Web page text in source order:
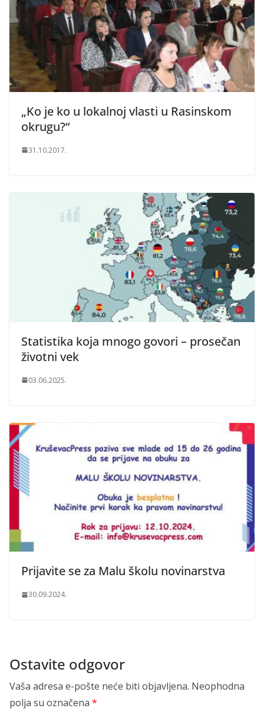
„Ko je ko u lokalnoj vlasti u Rasinskom
okrugu?“
31.10.2017.
Statistika koja mnogo govori – prosečan
životni vek
03.06.2025.
Prijavite se za Malu školu novinarstva
30.09.2024.
Ostavite odgovor
Vaša adresa e-pošte neće biti objavljena. Neophodna
polja su označena *